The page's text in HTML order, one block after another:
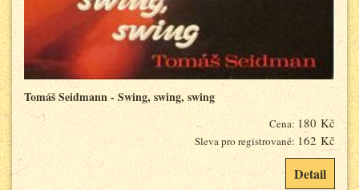
Tomáš Seidmann - Swing, swing, swing
Cena: 180 Kč
Sleva pro registrované: 162 Kč
Detail